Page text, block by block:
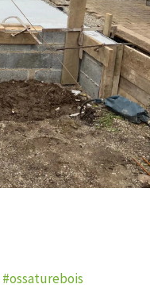
#ossaturebois